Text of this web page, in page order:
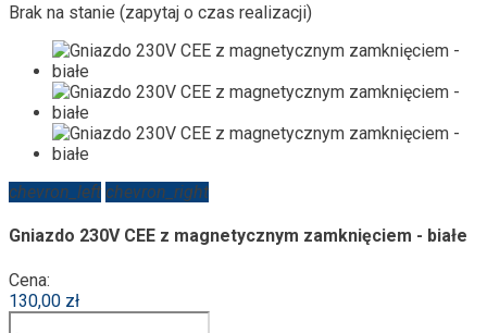
Brak na stanie (zapytaj o czas realizacji)
chevron_left chevron_right
Gniazdo 230V CEE z magnetycznym zamknięciem - białe
Cena:
130,00 zł